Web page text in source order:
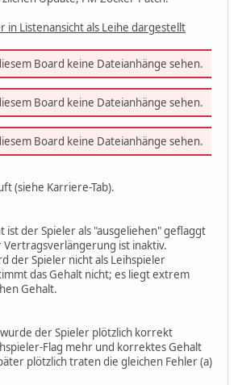
in Listenansicht als Leihe dargestellt
Board keine Dateianhänge sehen.
Board keine Dateianhänge sehen.
Board keine Dateianhänge sehen.
(siehe Karriere-Tab).
ist der Spieler als "ausgeliehen" geflaggt
ist inaktiv.
der Spieler nicht als Leihspieler
das Gehalt nicht; es liegt extrem
Gehalt.
der Spieler plötzlich korrekt
Flag mehr und korrektes Gehalt
plötzlich traten die gleichen Fehler (a)